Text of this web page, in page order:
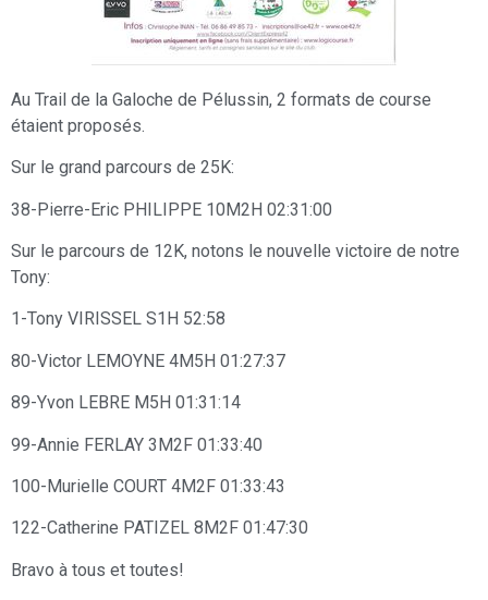
Au Trail de la Galoche de Pélussin, 2 formats de course
étaient proposés.
Sur le grand parcours de 25K:
38-Pierre-Eric PHILIPPE 10M2H 02:31:00
Sur le parcours de 12K, notons le nouvelle victoire de notre
Tony:
1-Tony VIRISSEL S1H 52:58
80-Victor LEMOYNE 4M5H 01:27:37
89-Yvon LEBRE M5H 01:31:14
99-Annie FERLAY 3M2F 01:33:40
100-Murielle COURT 4M2F 01:33:43
122-Catherine PATIZEL 8M2F 01:47:30
Bravo à tous et toutes!